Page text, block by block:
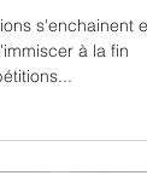
s'enchainent et
à la fin